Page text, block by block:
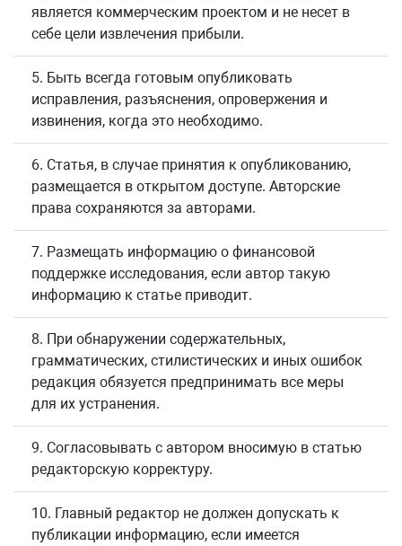
является коммерческим проектом и не несет в
себе цели извлечения прибыли.
5. Быть всегда готовым опубликовать
исправления, разъяснения, опровержения и
извинения, когда это необходимо.
6. Статья, в случае принятия к опубликованию,
размещается в открытом доступе. Авторские
права сохраняются за авторами.
7. Размещать информацию о финансовой
поддержке исследования, если автор такую
информацию к статье приводит.
8. При обнаружении содержательных,
грамматических, стилистических и иных ошибок
редакция обязуется предпринимать все меры
для их устранения.
9. Согласовывать с автором вносимую в статью
редакторскую корректуру.
10. Главный редактор не должен допускать к
публикации информацию, если имеется